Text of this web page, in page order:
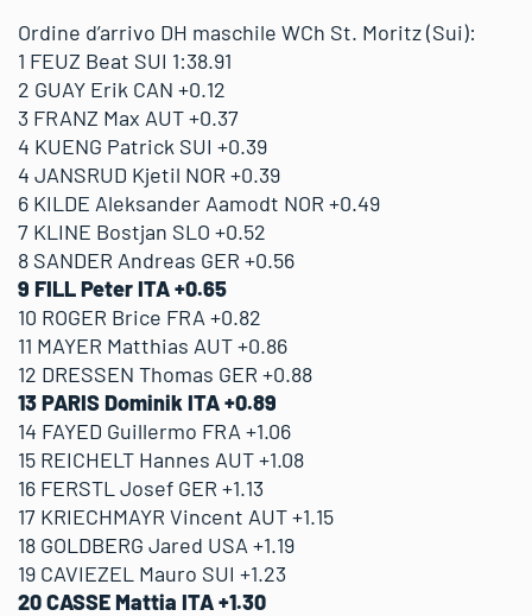
Ordine d’arrivo DH maschile WCh St. Moritz (Sui):
1 FEUZ Beat SUI 1:38.91
2 GUAY Erik CAN +0.12
3 FRANZ Max AUT +0.37
4 KUENG Patrick SUI +0.39
4 JANSRUD Kjetil NOR +0.39
6 KILDE Aleksander Aamodt NOR +0.49
7 KLINE Bostjan SLO +0.52
8 SANDER Andreas GER +0.56
9 FILL Peter ITA +0.65
10 ROGER Brice FRA +0.82
11 MAYER Matthias AUT +0.86
12 DRESSEN Thomas GER +0.88
13 PARIS Dominik ITA +0.89
14 FAYED Guillermo FRA +1.06
15 REICHELT Hannes AUT +1.08
16 FERSTL Josef GER +1.13
17 KRIECHMAYR Vincent AUT +1.15
18 GOLDBERG Jared USA +1.19
19 CAVIEZEL Mauro SUI +1.23
20 CASSE Mattia ITA +1.30